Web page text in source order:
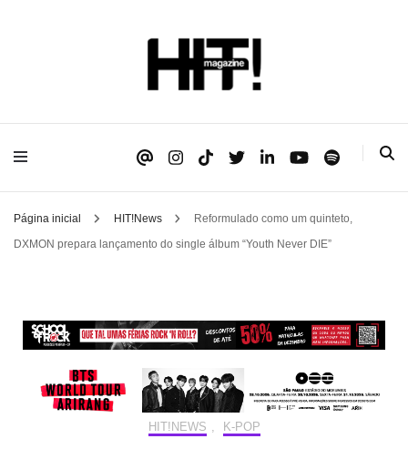
HIT!Magazine
Página inicial HIT!News
Reformulado como um quinteto,
DXMON prepara lançamento do single álbum “Youth Never DIE”
HIT!NEWS K-POP